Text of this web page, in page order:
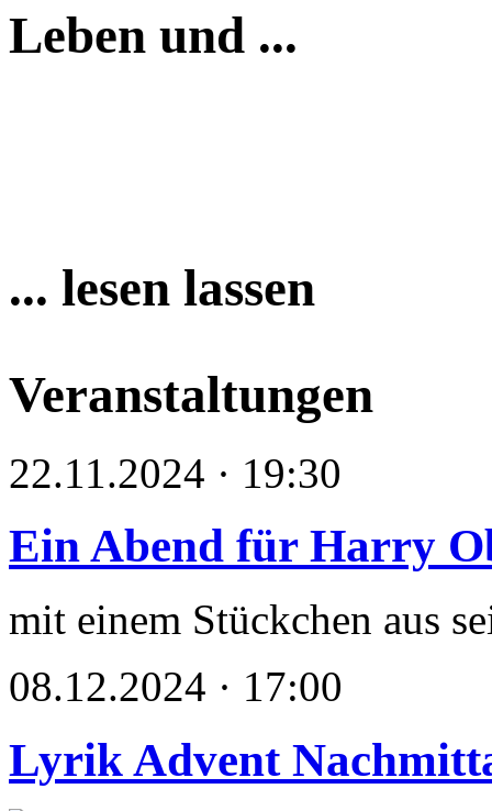
Leben und ...
... lesen lassen
Veranstaltungen
22.11.2024 · 19:30
Ein Abend für Harry
mit einem Stückchen aus
08.12.2024 · 17:00
Lyrik Advent